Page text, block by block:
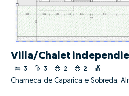
Villa/Chalet
3 3 2 2
Charneca de Caparica e Sobreda,